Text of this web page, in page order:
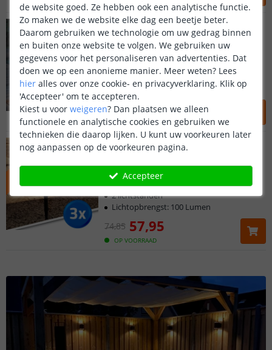
OP VOORRAAD
Solar staande lamp Sven
60 cm hoog - Warm wit
(3 reviews )
OP VOORRAAD
69 ,95 59,95
Met bewegingssensor
Moderne uitvoering
Lichtopbrengst: 50 Lumen
VOORDEELSET
3x Solar spots Accent
Voordeelset - Warm Wit
(98 reviews)
OP VOORRAAD
74,85 57,95
Voordeelset van 3 stuks
2 lichtstanden
Lichtopbrengst: 100 Lumen
de website goed. Ze hebben ook een analytische functie.
Zo maken we de website elke dag een beetje beter.
Daarom gebruiken we technologie om uw gedrag binnen
en buiten onze website te volgen. We gebruiken uw
gegevens voor het personaliseren van advertenties. Dat
doen we op een anonieme manier. Meer weten? Lees
hier alles over onze cookie- en privacyverklaring. Klik op
'Accepteer' om te accepteren.
Kiest u voor weigeren? Dan plaatsen we alleen
functionele en analytische cookies en gebruiken we
technieken die daarop lijken. U kunt uw voorkeuren later
nog aanpassen op de voorkeuren pagina.
Accepteer